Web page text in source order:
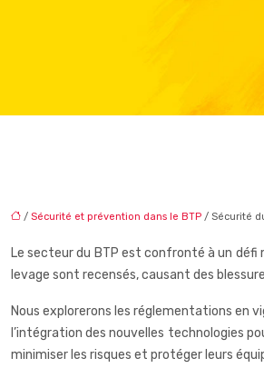
/ Sécurité et prévention dans le BTP / Sécurité
Le secteur du BTP est confronté à un défi
levage sont recensés, causant des
Nous explorerons les réglementations en
l’intégration des nouvelles technologies
minimiser les risques et protéger leurs